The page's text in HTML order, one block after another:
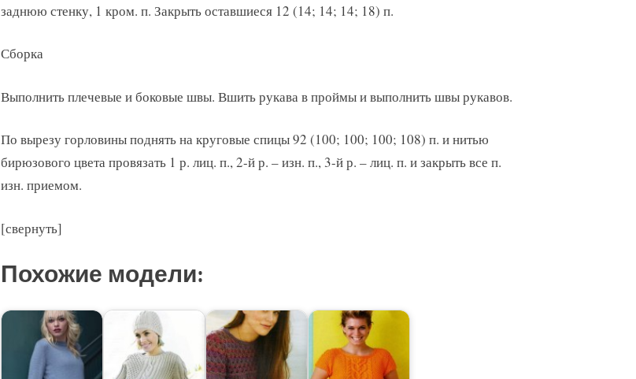
заднюю стенку, 1 кром. п. Закрыть оставшиеся 12 (14; 14; 14; 18) п.
Сборка
Выполнить плечевые и боковые швы. Вшить рукава в проймы и выполнить швы рукавов.
По вырезу горловины поднять на круговые спицы 92 (100; 100; 100; 108) п. и нитью
бирюзового цвета провязать 1 р. лиц. п., 2-й р. – изн. п., 3-й р. – лиц. п. и закрыть все п.
изн. приемом.
[свернуть]
Похожие модели: